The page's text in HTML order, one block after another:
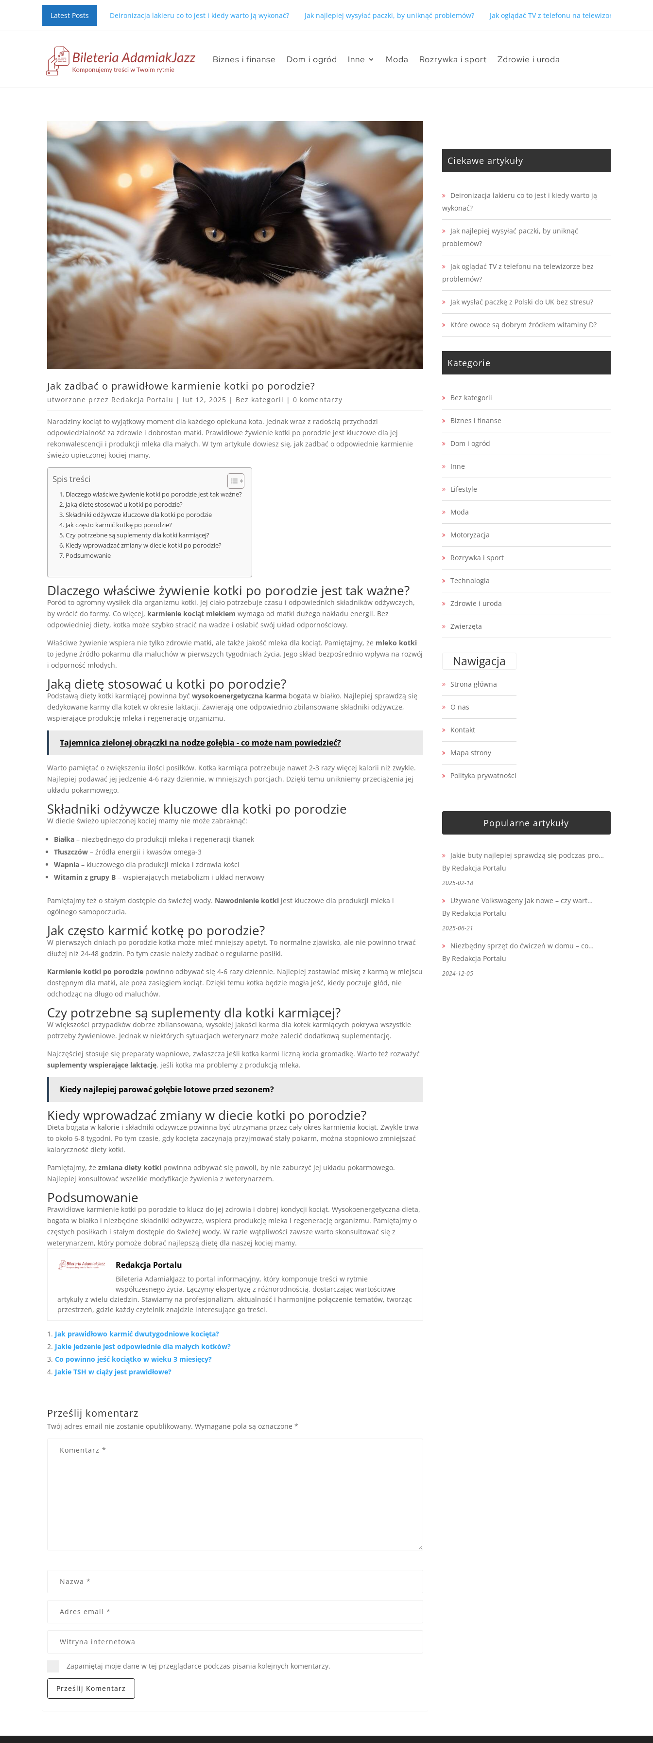
Latest Posts Deironizacja lakieru co to jest i kiedy warto ją wykonać? Jak najlepiej wysyłać paczki, by uniknąć problemów? Jak oglądać TV z telefonu na telewizorze bez
Biznes i finanse Dom i ogród Inne Moda Rozrywka i sport Zdrowie i uroda
Jak zadbać o prawidłowe karmienie kotki po porodzie?
utworzone przez Redakcja Portalu | lut 12, 2025 | Bez kategorii | 0 komentarzy
Narodziny kociąt to wyjątkowy moment dla każdego opiekuna kota. Jednak wraz z radością przychodzi
odpowiedzialność za zdrowie i dobrostan matki. Prawidłowe żywienie kotki po porodzie jest kluczowe dla jej
rekonwalescencji i produkcji mleka dla małych. W tym artykule dowiesz się, jak zadbać o odpowiednie karmienie
świeżo upieczonej kociej mamy.
Spis treści
Dlaczego właściwe żywienie kotki po porodzie jest tak ważne?
Jaką dietę stosować u kotki po porodzie?
Składniki odżywcze kluczowe dla kotki po porodzie
Jak często karmić kotkę po porodzie?
Czy potrzebne są suplementy dla kotki karmiącej?
Kiedy wprowadzać zmiany w diecie kotki po porodzie?
Podsumowanie
Dlaczego właściwe żywienie kotki po porodzie jest tak ważne?
Poród to ogromny wysiłek dla organizmu kotki. Jej ciało potrzebuje czasu i odpowiednich składników odżywczych,
by wrócić do formy. Co więcej, karmienie kociąt mlekiem wymaga od matki dużego nakładu energii. Bez
odpowiedniej diety, kotka może szybko stracić na wadze i osłabić swój układ odpornościowy.
Właściwe żywienie wspiera nie tylko zdrowie matki, ale także jakość mleka dla kociąt. Pamiętajmy, że mleko kotki
to jedyne źródło pokarmu dla maluchów w pierwszych tygodniach życia. Jego skład bezpośrednio wpływa na rozwój
i odporność młodych.
Jaką dietę stosować u kotki po porodzie?
Podstawą diety kotki karmiącej powinna być wysokoenergetyczna karma bogata w białko. Najlepiej sprawdzą się
dedykowane karmy dla kotek w okresie laktacji. Zawierają one odpowiednio zbilansowane składniki odżywcze,
wspierające produkcję mleka i regenerację organizmu.
Tajemnica zielonej obrączki na nodze gołębia - co może nam powiedzieć?
Warto pamiętać o zwiększeniu ilości posiłków. Kotka karmiąca potrzebuje nawet 2-3 razy więcej kalorii niż zwykle.
Najlepiej podawać jej jedzenie 4-6 razy dziennie, w mniejszych porcjach. Dzięki temu unikniemy przeciążenia jej
układu pokarmowego.
Składniki odżywcze kluczowe dla kotki po porodzie
W diecie świeżo upieczonej kociej mamy nie może zabraknąć:
Białka – niezbędnego do produkcji mleka i regeneracji tkanek
Tłuszczów – źródła energii i kwasów omega-3
Wapnia – kluczowego dla produkcji mleka i zdrowia kości
Witamin z grupy B – wspierających metabolizm i układ nerwowy
Pamiętajmy też o stałym dostępie do świeżej wody. Nawodnienie kotki jest kluczowe dla produkcji mleka i
ogólnego samopoczucia.
Jak często karmić kotkę po porodzie?
W pierwszych dniach po porodzie kotka może mieć mniejszy apetyt. To normalne zjawisko, ale nie powinno trwać
dłużej niż 24-48 godzin. Po tym czasie należy zadbać o regularne posiłki.
Karmienie kotki po porodzie powinno odbywać się 4-6 razy dziennie. Najlepiej zostawiać miskę z karmą w miejscu
dostępnym dla matki, ale poza zasięgiem kociąt. Dzięki temu kotka będzie mogła jeść, kiedy poczuje głód, nie
odchodząc na długo od maluchów.
Czy potrzebne są suplementy dla kotki karmiącej?
W większości przypadków dobrze zbilansowana, wysokiej jakości karma dla kotek karmiących pokrywa wszystkie
potrzeby żywieniowe. Jednak w niektórych sytuacjach weterynarz może zalecić dodatkową suplementację.
Najczęściej stosuje się preparaty wapniowe, zwłaszcza jeśli kotka karmi liczną kocia gromadkę. Warto też rozważyć
suplementy wspierające laktację, jeśli kotka ma problemy z produkcją mleka.
Kiedy najlepiej parować gołębie lotowe przed sezonem?
Kiedy wprowadzać zmiany w diecie kotki po porodzie?
Dieta bogata w kalorie i składniki odżywcze powinna być utrzymana przez cały okres karmienia kociąt. Zwykle trwa
to około 6-8 tygodni. Po tym czasie, gdy kocięta zaczynają przyjmować stały pokarm, można stopniowo zmniejszać
kaloryczność diety kotki.
Pamiętajmy, że zmiana diety kotki powinna odbywać się powoli, by nie zaburzyć jej układu pokarmowego.
Najlepiej konsultować wszelkie modyfikacje żywienia z weterynarzem.
Podsumowanie
Prawidłowe karmienie kotki po porodzie to klucz do jej zdrowia i dobrej kondycji kociąt. Wysokoenergetyczna dieta,
bogata w białko i niezbędne składniki odżywcze, wspiera produkcję mleka i regenerację organizmu. Pamiętajmy o
częstych posiłkach i stałym dostępie do świeżej wody. W razie wątpliwości zawsze warto skonsultować się z
weterynarzem, który pomoże dobrać najlepszą dietę dla naszej kociej mamy.
Redakcja Portalu
Bileteria AdamiakJazz to portal informacyjny, który komponuje treści w rytmie
współczesnego życia. Łączymy ekspertyzę z różnorodnością, dostarczając wartościowe
artykuły z wielu dziedzin. Stawiamy na profesjonalizm, aktualność i harmonijne połączenie tematów, tworząc
przestrzeń, gdzie każdy czytelnik znajdzie interesujące go treści.
Jak prawidłowo karmić dwutygodniowe kocięta?
Jakie jedzenie jest odpowiednie dla małych kotków?
Co powinno jeść kociątko w wieku 3 miesięcy?
Jakie TSH w ciąży jest prawidłowe?
Prześlij komentarz
Twój adres email nie zostanie opublikowany. Wymagane pola są oznaczone *
Zapamiętaj moje dane w tej przeglądarce podczas pisania kolejnych komentarzy.
Ciekawe artykuły
Deironizacja lakieru co to jest i kiedy warto ją
wykonać?
Jak najlepiej wysyłać paczki, by uniknąć
problemów?
Jak oglądać TV z telefonu na telewizorze bez
problemów?
Jak wysłać paczkę z Polski do UK bez stresu?
Które owoce są dobrym źródłem witaminy D?
Kategorie
Bez kategorii
Biznes i finanse
Dom i ogród
Inne
Lifestyle
Moda
Motoryzacja
Rozrywka i sport
Technologia
Zdrowie i uroda
Zwierzęta
Nawigacja
Strona główna
O nas
Kontakt
Mapa strony
Polityka prywatności
Popularne artykuły
Jakie buty najlepiej sprawdzą się podczas pro…
By Redakcja Portalu
2025-02-18
Używane Volkswageny jak nowe – czy wart…
By Redakcja Portalu
2025-06-21
Niezbędny sprzęt do ćwiczeń w domu – co…
By Redakcja Portalu
2024-12-05